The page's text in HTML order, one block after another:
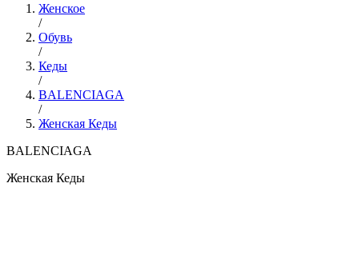
Женское
/
Обувь
/
Кеды
/
BALENCIAGA
/
Женская Кеды
BALENCIAGA
Женская Кеды